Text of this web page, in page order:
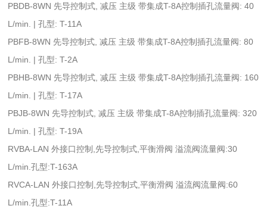
PBDB-8WN 先导控制式, 减压 主级 带集成T-8A控制插孔流量阀: 40
L/min. | 孔型: T-11A
PBFB-8WN 先导控制式, 减压 主级 带集成T-8A控制插孔流量阀: 80
L/min. | 孔型: T-2A
PBHB-8WN 先导控制式, 减压 主级 带集成T-8A控制插孔流量阀: 160
L/min. | 孔型: T-17A
PBJB-8WN 先导控制式, 减压 主级 带集成T-8A控制插孔流量阀: 320
L/min. | 孔型: T-19A
RVBA-LAN 外接口控制,先导控制式,平衡滑阀 溢流阀流量阀:30
L/min.孔型:T-163A
RVCA-LAN 外接口控制,先导控制式,平衡滑阀 溢流阀流量阀:60
L/min.孔型:T-11A